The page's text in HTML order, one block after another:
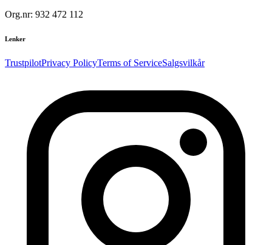
Org.nr: 932 472 112
Lenker
TrustpilotPrivacy PolicyTerms of ServiceSalgsvilkår